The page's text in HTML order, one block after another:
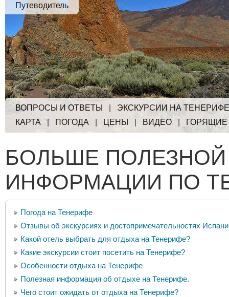
Путеводитель
ВОПРОСЫ И ОТВЕТЫ
ЭКСКУРСИИ НА ТЕНЕРИФЕ
КАРТА| ПОГОДА ЦЕНЫ ВИДЕО ГОРЯЩИЕ
БОЛЬШЕ ПОЛЕЗНОЙ
ИНФОРМАЦИИ ПО
Погода на Тенерифе
Отзывы об экскурсиях и достопримечательностях
Какой отель выбрать для отдыха на Тенерифе?
Какие экскурсии стоит посетить на Тенерифе?
Особенности отдыха на Тенерифе
Полезная информация об отдыхе на Тенерифе.
Чего стоит ожидать от отдыха на Тенерифе?